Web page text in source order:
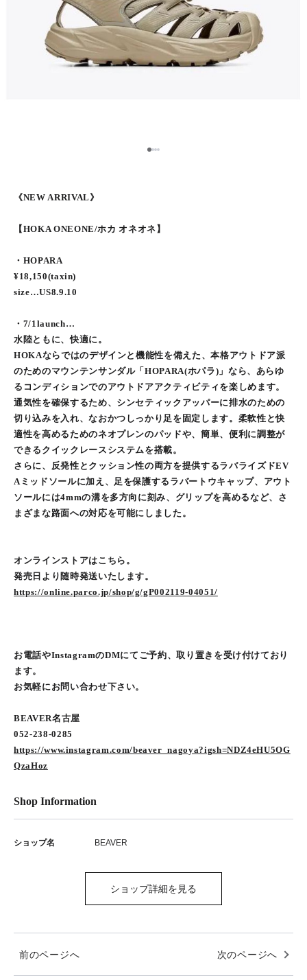
123
《NEW ARRIVAL》
【HOKA ONEONE/ホカ オネオネ】
・HOPARA
¥18,150(taxin)
size…US8.9.10
・7/1launch…
水陸ともに、快適に。
HOKAならではのデザインと機能性を備えた、本格アウトドア派
のためのマウンテンサンダル「HOPARA(ホパラ)」なら、あらゆ
るコンディションでのアウトドアアクティビティを楽しめます。
通気性を確保するため、シンセティックアッパーに排水のための
切り込みを入れ、なおかつしっかり足を固定します。柔軟性と快
適性を高めるためのネオプレンのパッドや、簡単、便利に調整が
できるクイックレースシステムを搭載。
さらに、反発性とクッション性の両方を提供するラバライズドEV
Aミッドソールに加え、足を保護するラバートウキャップ、アウト
ソールには4mmの溝を多方向に刻み、グリップを高めるなど、さ
まざまな路面への対応を可能にしました。
オンラインストアはこちら。
発売日より随時発送いたします。
https://online.parco.jp/shop/g/gP002119-04051/
お電話やInstagramのDMにてご予約、取り置きを受け付けており
ます。
お気軽にお問い合わせ下さい。
BEAVER名古屋
052-238-0285
https://www.instagram.com/beaver_nagoya?igsh=NDZ4eHU5OG
QzaHoz
Shop Information
ショップ名 BEAVER
ショップ詳細を見る
前のページへ 次のページへ